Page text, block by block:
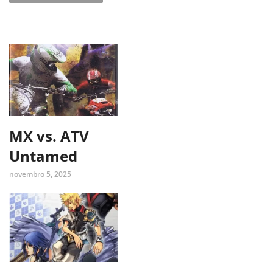
MX vs. ATV
Untamed
novembro 5, 2025